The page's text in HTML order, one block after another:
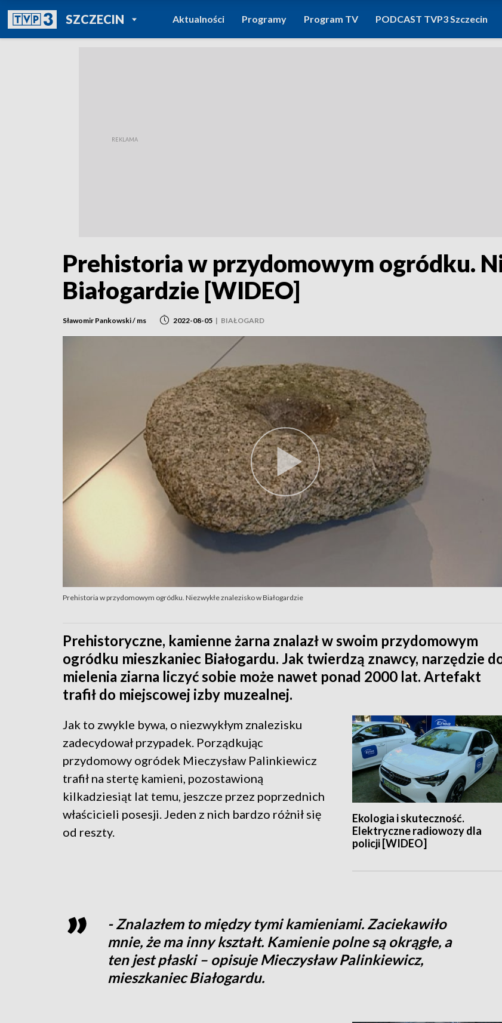
SZCZECINPOWRÓT DO
TVP REGIONY
Aktualności Programy Program TV PODCAST TVP3 Szczecin
Prehistoria w przydomowym ogródku.
Białogardzie [WIDEO]
Sławomir Pankowski / ms 2022-08-05 | BIAŁOGARD
Prehistoria w przydomowym ogródku. Niezwykłe znalezisko w Białogardzie
Prehistoryczne, kamienne żarna znalazł w swoim przydomowym
ogródku mieszkaniec Białogardu. Jak twierdzą znawcy, narzędzie
mielenia ziarna liczyć sobie może nawet ponad 2000 lat. Artefakt
trafił do miejscowej izby muzealnej.
Ekologia i skuteczność.
Elektryczne radiowozy dla
policji [WIDEO]
Jak to zwykle bywa, o niezwykłym znalezisku
zadecydował przypadek. Porządkując
przydomowy ogródek Mieczysław Palinkiewicz
trafił na stertę kamieni, pozostawioną
kilkadziesiąt lat temu, jeszcze przez poprzednich
właścicieli posesji. Jeden z nich bardzo różnił się
od reszty.
- Znalazłem to między tymi kamieniami. Zaciekawiło
mnie, że ma inny kształt. Kamienie polne są okrągłe, a
ten jest płaski – opisuje Mieczysław Palinkiewicz,
mieszkaniec Białogardu.